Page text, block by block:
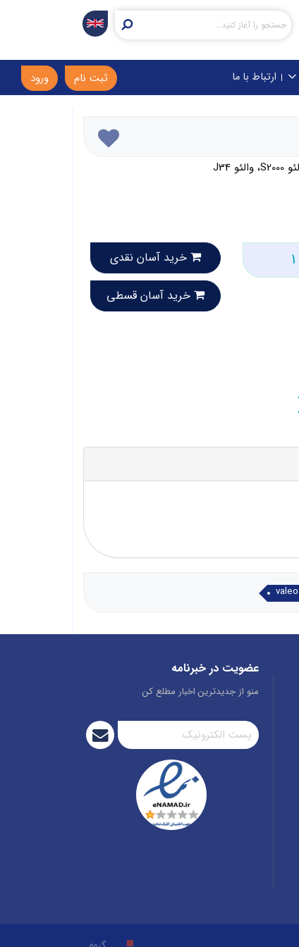
ورود ثبت نام ارتباط با ما
خرید آسان نقدی
خرید آسان قسطی
valeo
عضویت در خبرنامه
منو از جدیدترین اخبار مطلع کن